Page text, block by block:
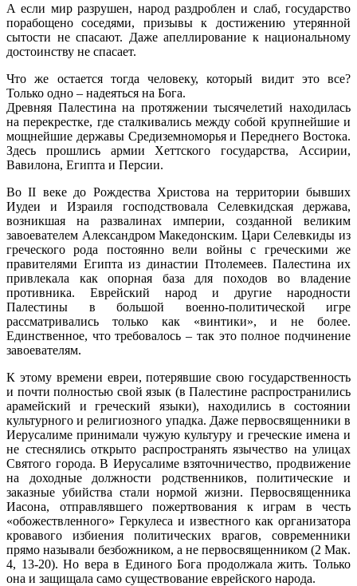
А если мир разрушен, народ раздроблен и слаб, государство
порабощено соседями, призывы к достижению утерянной
сытости не спасают. Даже апеллирование к национальному
достоинству не спасает.
Что же остается тогда человеку, который видит это все?
Только одно – надеяться на Бога.
Древняя Палестина на протяжении тысячелетий находилась
на перекрестке, где сталкивались между собой крупнейшие и
мощнейшие державы Средиземноморья и Переднего Востока.
Здесь прошлись армии Хеттского государства, Ассирии,
Вавилона, Египта и Персии.
Во II веке до Рождества Христова на территории бывших
Иудеи и Израиля господствовала Селевкидская держава,
возникшая на развалинах империи, созданной великим
завоевателем Александром Македонским. Цари Селевкиды из
греческого рода постоянно вели войны с греческими же
правителями Египта из династии Птолемеев. Палестина их
привлекала как опорная база для походов во владение
противника. Еврейский народ и другие народности
Палестины в большой военно-политической игре
рассматривались только как «винтики», и не более.
Единственное, что требовалось – так это полное подчинение
завоевателям.
К этому времени евреи, потерявшие свою государственность
и почти полностью свой язык (в Палестине распространились
арамейский и греческий языки), находились в состоянии
культурного и религиозного упадка. Даже первосвященники в
Иерусалиме принимали чужую культуру и греческие имена и
не стеснялись открыто распространять язычество на улицах
Святого города. В Иерусалиме взяточничество, продвижение
на доходные должности родственников, политические и
заказные убийства стали нормой жизни. Первосвященника
Иасона, отправлявшего пожертвования к играм в честь
«обожествленного» Геркулеса и известного как организатора
кровавого избиения политических врагов, современники
прямо называли безбожником, а не первосвященником (2 Мак.
4, 13-20). Но вера в Единого Бога продолжала жить. Только
она и защищала само существование еврейского народа.